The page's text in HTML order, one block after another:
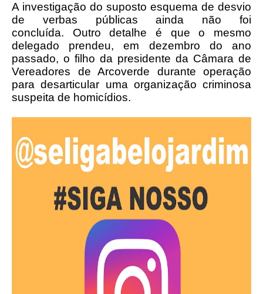
A investigação do suposto esquema de desvio
de verbas públicas ainda não foi
concluída. Outro detalhe é que o mesmo
delegado prendeu, em dezembro do ano
passado, o filho da presidente da Câmara de
Vereadores de Arcoverde durante operação
para desarticular uma organização criminosa
suspeita de homicídios.